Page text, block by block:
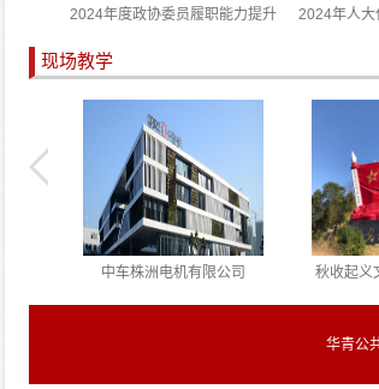
2024年度政协委员履职能力提升
2024年人大
现场教学
中车株洲电机有限公司 秋收起义
华青公